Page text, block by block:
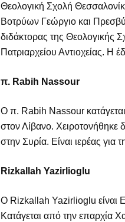
Θεολογική Σχολή
Βοτρύων Γεώργιο και
διδάκτορας της Θεολογικής
Πατριαρχείου Αντιοχείας. Η
π. Rabih Nassour
Ο π. Rabih Nassour
στον Λίβανο. Χειροτονήθηκε
στην Συρία. Είναι ιερέας για
Rizkallah Yazirlioglu
O Rizkallah Yazirlioglu είναι
Κατάγεται από την επαρχία